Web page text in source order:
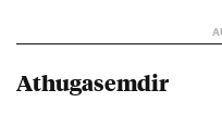
Athugasemdir